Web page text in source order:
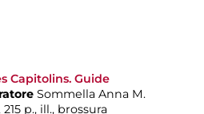
Capitolins. Guide
Sommella Anna M.
215 p., ill., brossura